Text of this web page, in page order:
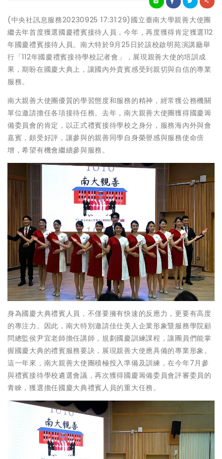
(中央社訊息服務20230925 17:31:29)國立臺南大學親善大使團
繼去年首度獲選國慶禮賓接待人員，今年，再度獲得肯定獲選112
年國慶禮賓接待人員。南大特於9月25日於該校啟明苑演講廳舉
行「112年國慶禮賓接待學校記者會」，展現親善大使的培訓成
果，期盼在國慶大典上，讓國內外貴賓感受到親切與自信的專業
服務。
南大親善大使團優質的學習態度和服務的精神，經常獲公務機關
單位邀請擔任各項接待任務。去年，南大親善大使團獲得國慶籌
備委員會的肯定，以正式禮賓接待學校之身分，服務海內外與會
嘉賓，頗受好評，讓參與的親善同學自身榮譽感與服務使命倍
增，希望有機會繼續參與服務。
身為國慶大典禮賓人員，不僅要擁有快速的反應力，更要有高度
的專注力。因此，南大特別邀請佳仕美人企業形象暨服務學院顧
問總監侯尹宜老師擔任講師，規劃國慶訓練課程，讓團員們能掌
握國慶大典的禮賓服務要訣，展現親善大使應具備的專業形象。
這一年來，南大親善大使團積極投入準備及訓練，在今年7月參
與禮賓接待學校遴選會議，再次獲得國慶籌備委員會評審委員的
青睞，獲選擔任國慶大典禮賓人員的重大任務。